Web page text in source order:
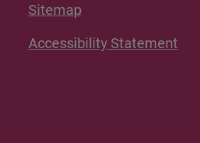
Sitemap
Accessibility Statement